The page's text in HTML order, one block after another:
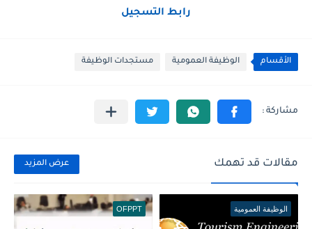
رابط التسجيل
الأقسام الوظيفة العمومية مستجدات الوظيفة
مقالات قد تهمك عرض المزيد
الوظيفة العمومية OFPPT